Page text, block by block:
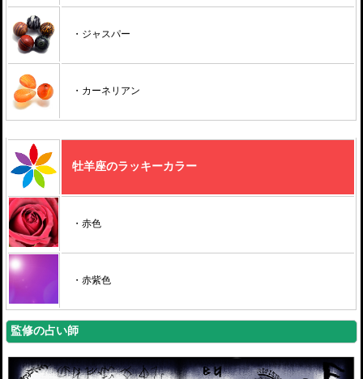
・ジャスパー
・カーネリアン
牡羊座のラッキーカラー
・赤色
・赤紫色
監修の占い師